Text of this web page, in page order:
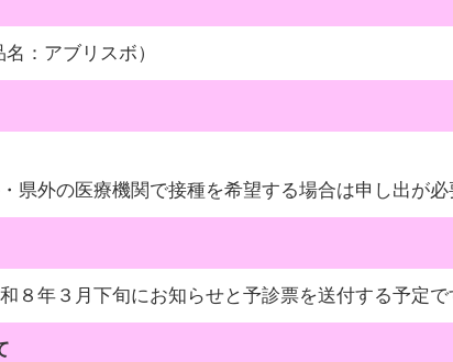
：アブリスボ）
外の医療機関で接種を希望する場合は申し出が必
年３月下旬にお知らせと予診票を送付する予定で